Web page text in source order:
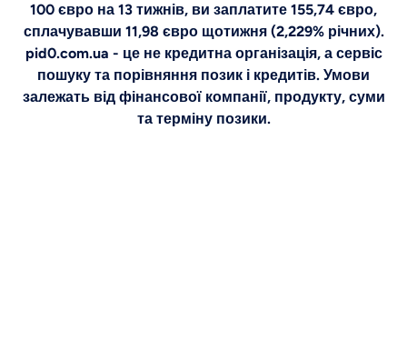
100 євро на 13 тижнів, ви заплатите 155,74 євро,
сплачувавши 11,98 євро щотижня (2,229% річних).
pid0.com.ua - це не кредитна організація, а сервіс
пошуку та порівняння позик і кредитів. Умови
залежать від фінансової компанії, продукту, суми
та терміну позики.